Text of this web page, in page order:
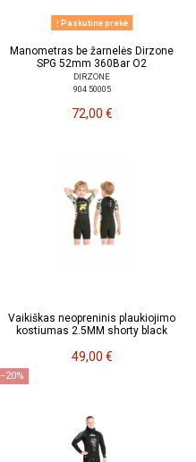
Paskutinė prekė
Manometras be žarnelės Dirzone
SPG 52mm 360Bar O2
DIRZONE
904 50005
72,00 €
Vaikiškas neopreninis plaukiojimo
kostiumas 2.5MM shorty black
49,00 €
−20%